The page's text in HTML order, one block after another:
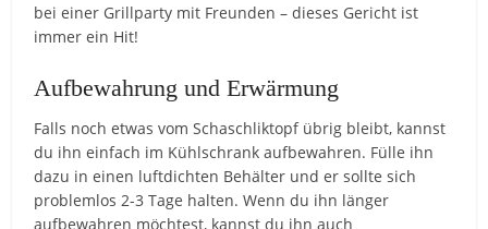
bei einer Grillparty mit Freunden – dieses Gericht ist
immer ein Hit!
Aufbewahrung und Erwärmung
Falls noch etwas vom Schaschliktopf übrig bleibt, kannst
du ihn einfach im Kühlschrank aufbewahren. Fülle ihn
dazu in einen luftdichten Behälter und er sollte sich
problemlos 2-3 Tage halten. Wenn du ihn länger
aufbewahren möchtest, kannst du ihn auch